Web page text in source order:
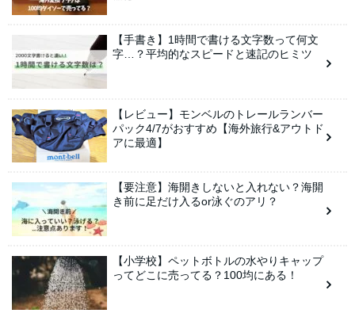
【手書き】1時間で書ける文字数って何文
字…？平均的なスピードと速記のヒミツ
【レビュー】モンベルのトレールランバー
パック4/7がおすすめ【海外旅行&アウトド
アに最適】
【要注意】海開きしないと入れない？海開
き前に足だけ入るor泳ぐのアリ？
【小学校】ペットボトルの水やりキャップ
ってどこに売ってる？100均にある！